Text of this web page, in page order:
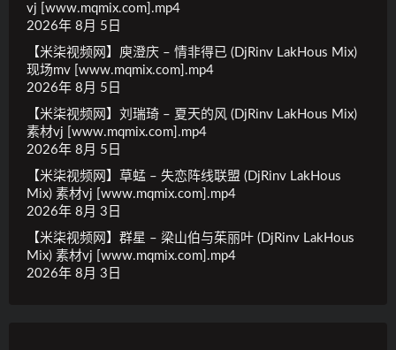
vj [www.mqmix.com].mp4
2026年 8月 5日
【米柒视频网】庾澄庆 – 情非得已 (DjRinv LakHous Mix)
现场mv [www.mqmix.com].mp4
2026年 8月 5日
【米柒视频网】刘瑞琦 – 夏天的风 (DjRinv LakHous Mix)
素材vj [www.mqmix.com].mp4
2026年 8月 5日
【米柒视频网】草蜢 – 失恋阵线联盟 (DjRinv LakHous
Mix) 素材vj [www.mqmix.com].mp4
2026年 8月 3日
【米柒视频网】群星 – 梁山伯与茱丽叶 (DjRinv LakHous
Mix) 素材vj [www.mqmix.com].mp4
2026年 8月 3日